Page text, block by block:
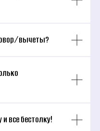
вычеты?
все бестолку!